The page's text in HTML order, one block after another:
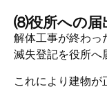
⑻役所への届
解体工事が終わっ
滅失登記を役所へ
これにより建物が